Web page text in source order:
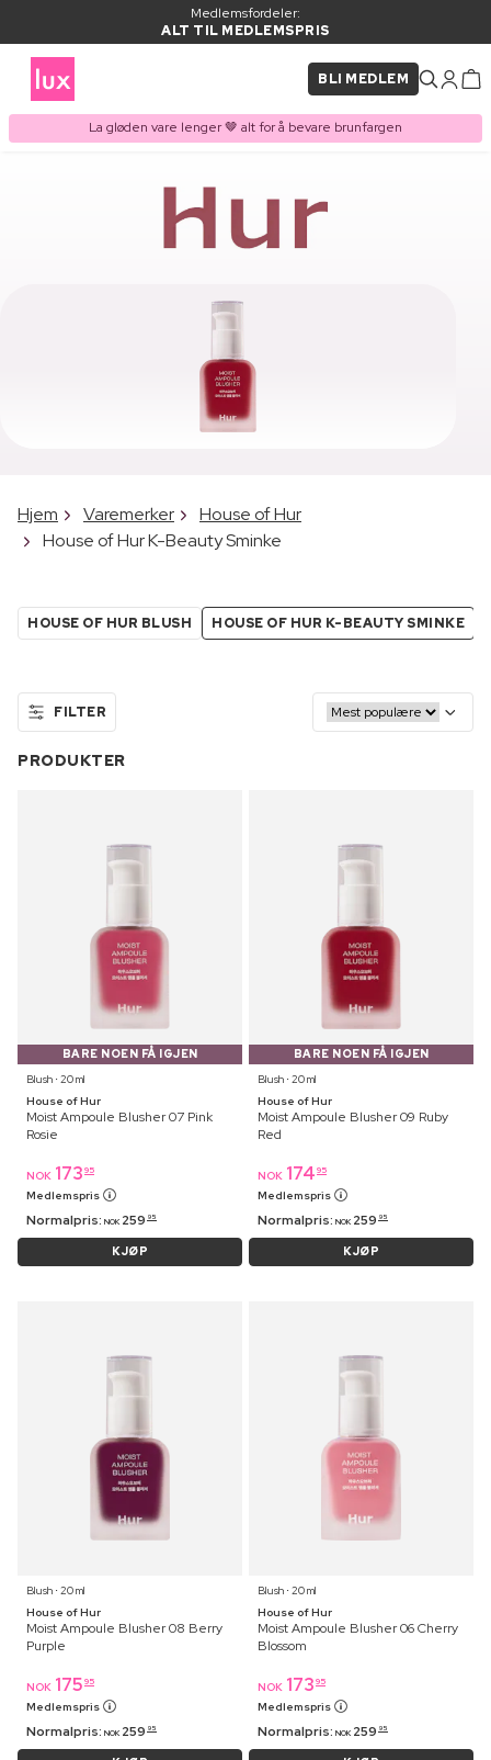
Medlemsfordeler:
ALT TIL MEDLEMSPRIS
BLI MEDLEM
La gløden vare lenger 🤎 alt for å bevare brunfargen
Hjem Varemerker
House of Hur
House of Hur K-Beauty Sminke
HOUSE OF HUR BLUSH HOUSE OF HUR K-BEAUTY SMINKE
FILTER
PRODUKTER
BARE NOEN FÅ IGJEN
Blush ⋅ 20 ml
House of Hur
Moist Ampoule Blusher 07 Pink
Rosie
NOK 173 95
Medlemspris
Normalpris: NOK 259 95
KJØP
BARE NOEN FÅ IGJEN
Blush ⋅ 20 ml
House of Hur
Moist Ampoule Blusher 09 Ruby
Red
NOK 174 95
Medlemspris
Normalpris: NOK 259 95
KJØP
Blush ⋅ 20 ml
House of Hur
Moist Ampoule Blusher 08 Berry
Purple
NOK 175 95
Medlemspris
Normalpris: NOK 259 95
Blush ⋅ 20 ml
House of Hur
Moist Ampoule Blusher 06 Cherry
Blossom
NOK 173 95
Medlemspris
Normalpris: NOK 259 95